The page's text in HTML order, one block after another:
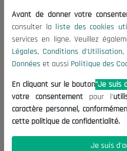
Informations utiles
Appels d'offres et
Mentions Légales
Politique de Protection des
Politique des Cookies
Nous Contacter
(+213) 021 98 01
Avant de donner votre
consulter la liste des cookies
services en ligne. Veuillez
Légales, Conditions d'Utilisation,
Données et aussi Politique des
En cliquant sur le bouton"Je suis
votre consentement pour l'
caractère personnel,
cette politique de confidentialité.
Je suis